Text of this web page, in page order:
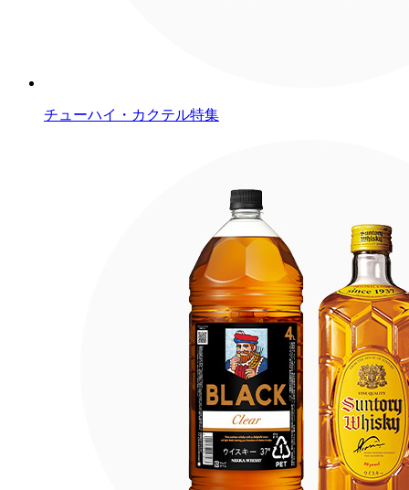
チューハイ・カクテル特集